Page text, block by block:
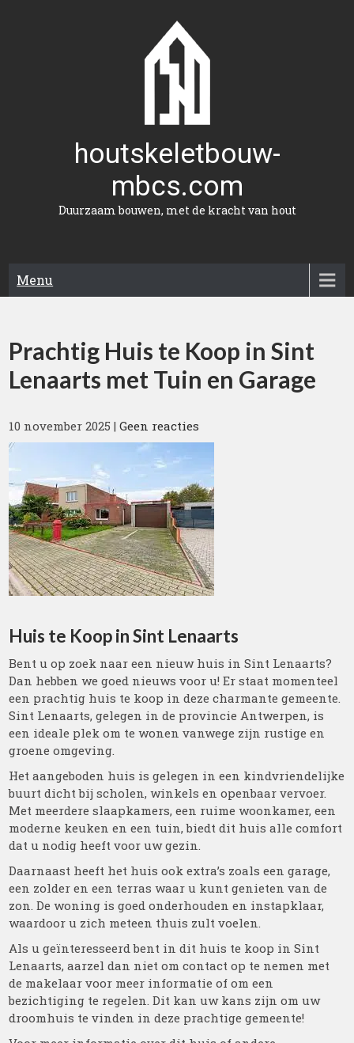
houtskeletbouw-
mbcs.com
Duurzaam bouwen, met de kracht van hout
Menu
Prachtig Huis te Koop in Sint
Lenaarts met Tuin en Garage
10 november 2025 |Geen reacties
Huis te Koop in Sint Lenaarts
Bent u op zoek naar een nieuw huis in Sint Lenaarts?
Dan hebben we goed nieuws voor u! Er staat momenteel
een prachtig huis te koop in deze charmante gemeente.
Sint Lenaarts, gelegen in de provincie Antwerpen, is
een ideale plek om te wonen vanwege zijn rustige en
groene omgeving.
Het aangeboden huis is gelegen in een kindvriendelijke
buurt dicht bij scholen, winkels en openbaar vervoer.
Met meerdere slaapkamers, een ruime woonkamer, een
moderne keuken en een tuin, biedt dit huis alle comfort
dat u nodig heeft voor uw gezin.
Daarnaast heeft het huis ook extra’s zoals een garage,
een zolder en een terras waar u kunt genieten van de
zon. De woning is goed onderhouden en instapklaar,
waardoor u zich meteen thuis zult voelen.
Als u geïnteresseerd bent in dit huis te koop in Sint
Lenaarts, aarzel dan niet om contact op te nemen met
de makelaar voor meer informatie of om een
bezichtiging te regelen. Dit kan uw kans zijn om uw
droomhuis te vinden in deze prachtige gemeente!